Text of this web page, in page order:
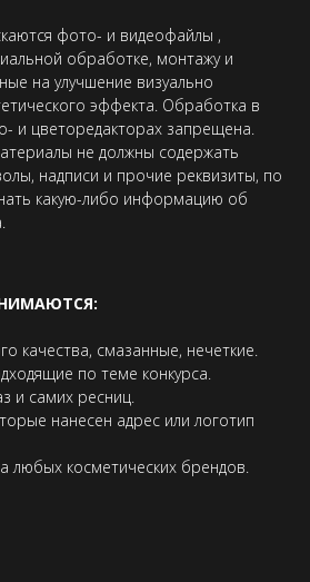
фото- и видеофайлы ,
обработке, монтажу и
на улучшение визуально
эффекта. Обработка в
и цветоредакторах запрещена.
не должны содержать
надписи и прочие реквизиты, по
какую-либо информацию об
качества, смазанные, нечеткие.
по теме конкурса.
и самих ресниц.
нанесен адрес или логотип
любых косметических брендов.